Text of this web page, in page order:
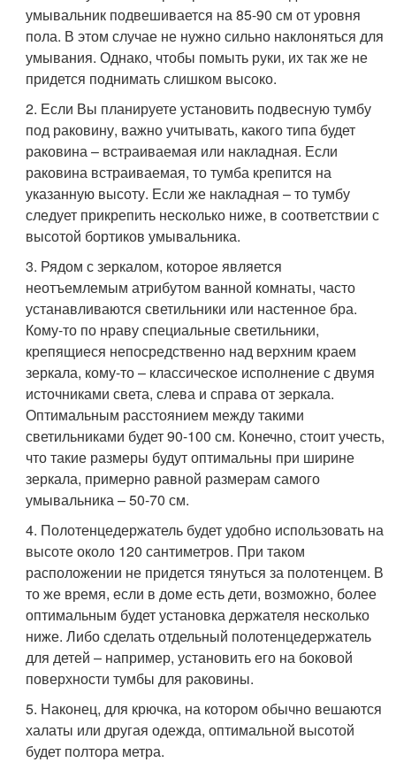
умывальник подвешивается на 85-90 см от уровня
пола. В этом случае не нужно сильно наклоняться для
умывания. Однако, чтобы помыть руки, их так же не
придется поднимать слишком высоко.
2. Если Вы планируете установить подвесную тумбу
под раковину, важно учитывать, какого типа будет
раковина – встраиваемая или накладная. Если
раковина встраиваемая, то тумба крепится на
указанную высоту. Если же накладная – то тумбу
следует прикрепить несколько ниже, в соответствии с
высотой бортиков умывальника.
3. Рядом с зеркалом, которое является
неотъемлемым атрибутом ванной комнаты, часто
устанавливаются светильники или настенное бра.
Кому-то по нраву специальные светильники,
крепящиеся непосредственно над верхним краем
зеркала, кому-то – классическое исполнение с двумя
источниками света, слева и справа от зеркала.
Оптимальным расстоянием между такими
светильниками будет 90-100 см. Конечно, стоит учесть,
что такие размеры будут оптимальны при ширине
зеркала, примерно равной размерам самого
умывальника – 50-70 см.
4. Полотенцедержатель будет удобно использовать на
высоте около 120 сантиметров. При таком
расположении не придется тянуться за полотенцем. В
то же время, если в доме есть дети, возможно, более
оптимальным будет установка держателя несколько
ниже. Либо сделать отдельный полотенцедержатель
для детей – например, установить его на боковой
поверхности тумбы для раковины.
5. Наконец, для крючка, на котором обычно вешаются
халаты или другая одежда, оптимальной высотой
будет полтора метра.